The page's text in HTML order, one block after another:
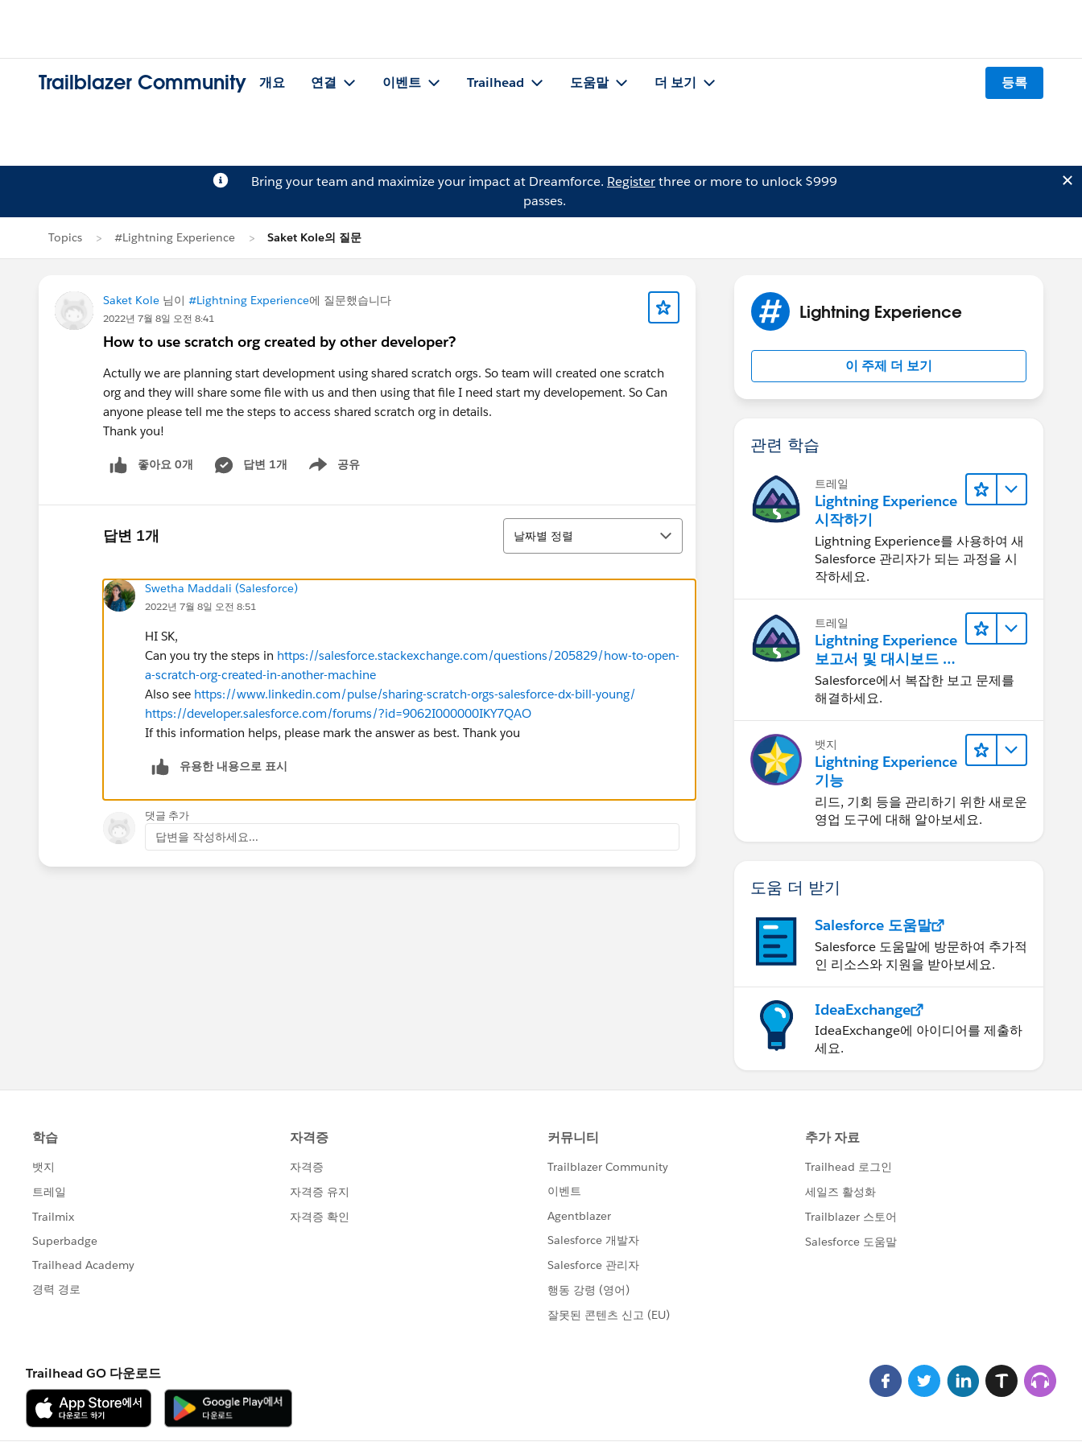
Trailblazer Community 개요 연결 이벤트 Trailhead 도움말 더 보기 등록
Bring your team and maximize your impact at Dreamforce. Registerthree or more to unlock $999
passes.
Topics #Lightning Experience Saket Kole의 질문
Saket Kole 님이 #Lightning Experience에 질문했습니다
2022년 7월 8일 오전 8:41
How to use scratch org created by other developer?
Actully we are planning start development using shared scratch orgs. So team will created one scratch
org and they will share some file with us and then using that file I need start my developement. So Can
anyone please tell me the steps to access shared scratch org in details.
Thank you!
좋아요 0개 답변 1개 공유
Show menu
답변 1개
정렬
날짜별 정렬
Swetha Maddali (Salesforce)
2022년 7월 8일 오전 8:51
HI SK,
Can you try the steps in https://salesforce.stackexchange.com/questions/205829/how-to-open-
a-scratch-org-created-in-another-machine
Also see https://www.linkedin.com/pulse/sharing-scratch-orgs-salesforce-dx-bill-young/
https://developer.salesforce.com/forums/?id=9062I000000IKY7QAO
If this information helps, please mark the answer as best. Thank you
유용한 내용으로 표시
댓글 추가
답변을 작성하세요...
Lightning Experience
이 주제 더 보기
관련 학습
트레일
Lightning Experience
시작하기
Lightning Experience를 사용하여 새
Salesforce 관리자가 되는 과정을 시
작하세요.
트레일
Lightning Experience
보고서 및 대시보드 살
펴보기
Salesforce에서 복잡한 보고 문제를
해결하세요.
뱃지
Lightning Experience
기능
리드, 기회 등을 관리하기 위한 새로운
영업 도구에 대해 알아보세요.
도움 더 받기
Salesforce 도움말
Salesforce 도움말에 방문하여 추가적
인 리소스와 지원을 받아보세요.
IdeaExchange
IdeaExchange에 아이디어를 제출하
세요.